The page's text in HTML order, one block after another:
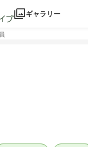
ギャラリー